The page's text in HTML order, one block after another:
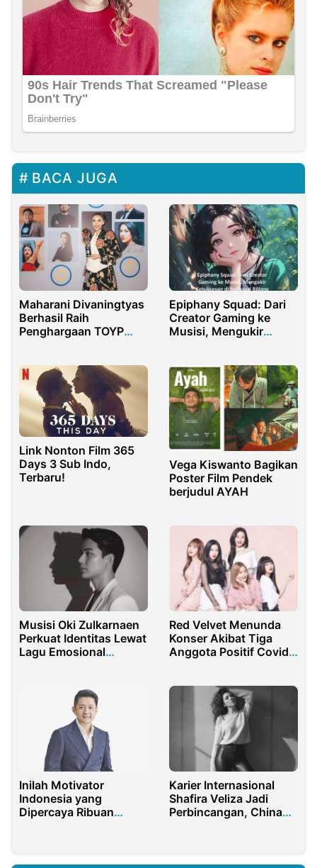
BACA JUGA
Maharani Divaningtyas
Berhasil Raih
Penghargaan TOYP
Epiphany Squad: Dari
Creator Gaming ke
Musisi, Mengukir
Link Nonton Film 365
Days 3 Sub Indo,
Terbaru!
Vega Kiswanto Bagikan
Poster Film Pendek
berjudul AYAH
Musisi Oki Zulkarnaen
Perkuat Identitas Lewat
Lagu Emosional
Red Velvet Menunda
Konser Akibat Tiga
Anggota Positif Covid-
Inilah Motivator
Indonesia yang
Dipercaya Ribuan
Karier Internasional
Shafira Veliza Jadi
Perbincangan, China